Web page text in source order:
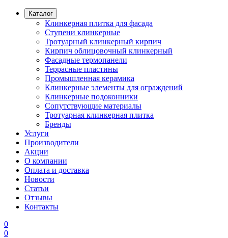
Каталог
Клинкерная плитка для фасада
Ступени клинкерные
Тротуарный клинкерный кирпич
Кирпич облицовочный клинкерный
Фасадные термопанели
Террасные пластины
Промышленная керамика
Клинкерные элементы для ограждений
Клинкерные подоконники
Сопутствующие материалы
Тротуарная клинкерная плитка
Бренды
Услуги
Производители
Акции
О компании
Оплата и доставка
Новости
Статьи
Отзывы
Контакты
0
0